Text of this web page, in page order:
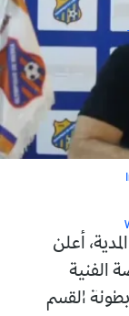
مختصر
أعلن
الفنية
القسم